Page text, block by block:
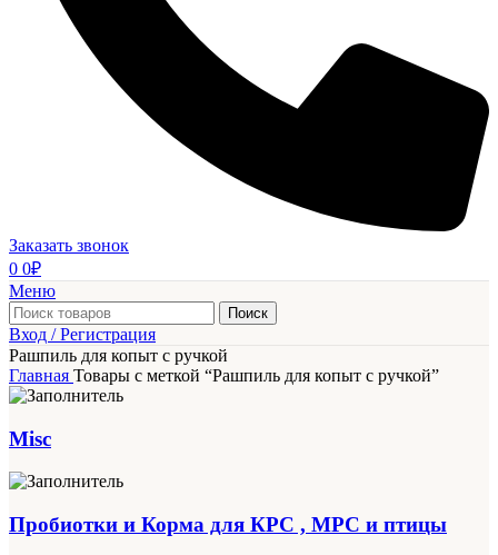
Заказать звонок
0 0₽
Меню
Поиск
Вход / Регистрация
Рашпиль для копыт с ручкой
Главная Товары с меткой “Рашпиль для копыт с ручкой”
Misc
Пробиотки и Корма для КРС , МРС и птицы